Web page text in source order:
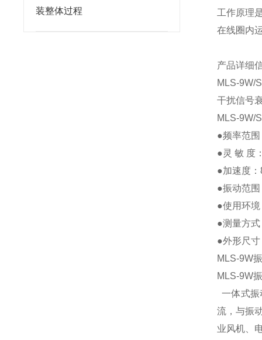
装整体过程
工作原理
在线圈内
产品详细
MLS-9W/
干扰信号
MLS-9W/
●频率范
●灵 敏 度
●加速度
●振动范
●使用环
●测量方
●外形尺
MLS-9W
MLS-9W
一体式振
流，与振
业风机、